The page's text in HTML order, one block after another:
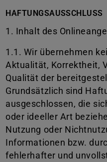
HAFTUNGSAUSSCHLUSS
1. Inhalt des
1.1. Wir übernehmen
Aktualität, Korrektheit,
Qualität der
Grundsätzlich sind
ausgeschlossen, die
oder ideeller Art
Nutzung oder
Informationen bzw.
fehlerhafter und